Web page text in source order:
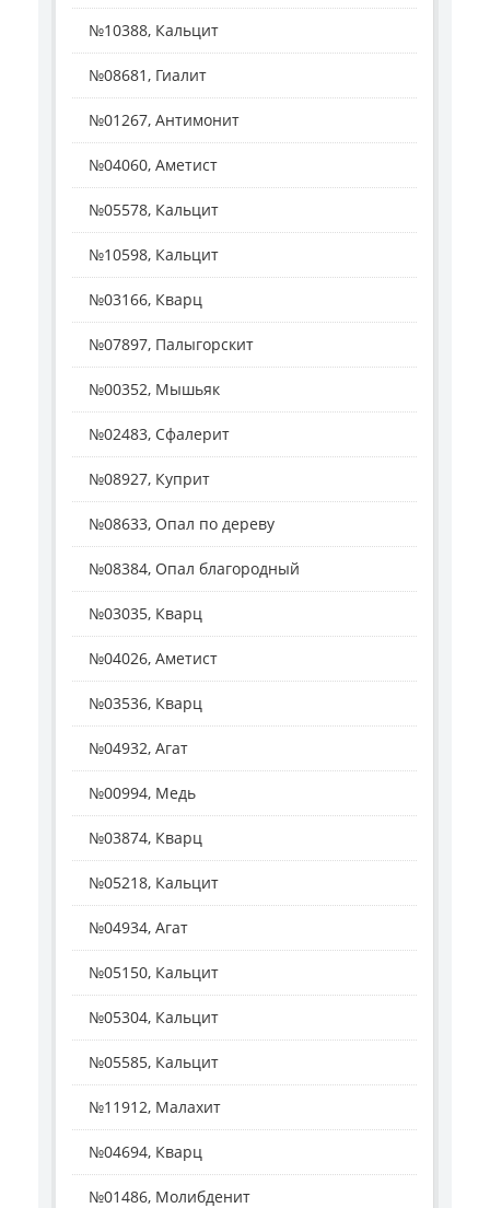
№10388, Кальцит
№08681, Гиалит
№01267, Антимонит
№04060, Аметист
№05578, Кальцит
№10598, Кальцит
№03166, Кварц
№07897, Палыгорскит
№00352, Мышьяк
№02483, Сфалерит
№08927, Куприт
№08633, Опал по дереву
№08384, Опал благородный
№03035, Кварц
№04026, Аметист
№03536, Кварц
№04932, Агат
№00994, Медь
№03874, Кварц
№05218, Кальцит
№04934, Агат
№05150, Кальцит
№05304, Кальцит
№05585, Кальцит
№11912, Малахит
№04694, Кварц
№01486, Молибденит